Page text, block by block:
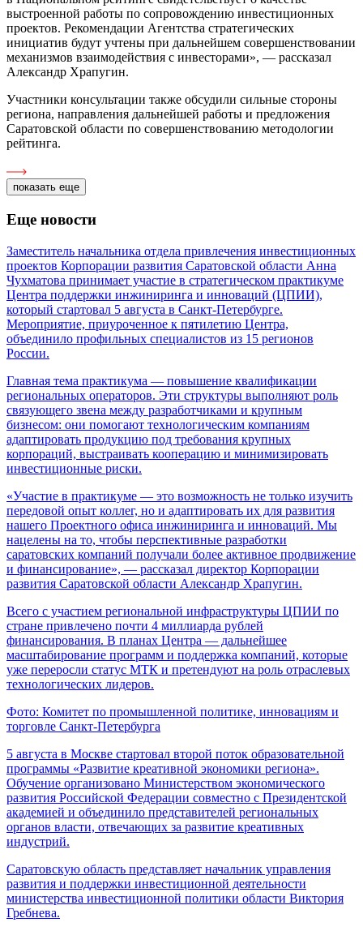
выстроенной работы по сопровождению инвестиционных
проектов. Рекомендации Агентства стратегических
инициатив будут учтены при дальнейшем совершенствовании
механизмов взаимодействия с инвесторами», — рассказал
Александр Храпугин.
Участники консультации также обсудили сильные стороны
региона, направления дальнейшей работы и предложения
Саратовской области по совершенствованию методологии
рейтинга.
показать еще
Еще новости
Заместитель начальника отдела привлечения инвестиционных
проектов Корпорации развития Саратовской области Анна
Чухматова принимает участие в стратегическом практикуме
Центра поддержки инжиниринга и инноваций (ЦПИИ),
который стартовал 5 августа в Санкт-Петербурге.
Мероприятие, приуроченное к пятилетию Центра,
объединило профильных специалистов из 15 регионов
России.
Главная тема практикума — повышение квалификации
региональных операторов. Эти структуры выполняют роль
связующего звена между разработчиками и крупным
бизнесом: они помогают технологическим компаниям
адаптировать продукцию под требования крупных
корпораций, выстраивать кооперацию и минимизировать
инвестиционные риски.
«Участие в практикуме — это возможность не только изучить
передовой опыт коллег, но и адаптировать их для развития
нашего Проектного офиса инжиниринга и инноваций. Мы
нацелены на то, чтобы перспективные разработки
саратовских компаний получали более активное продвижение
и финансирование», — рассказал директор Корпорации
развития Саратовской области Александр Храпугин.
Всего с участием региональной инфраструктуры ЦПИИ по
стране привлечено почти 4 миллиарда рублей
финансирования. В планах Центра — дальнейшее
масштабирование программ и поддержка компаний, которые
уже переросли статус МТК и претендуют на роль отраслевых
технологических лидеров.
Фото: Комитет по промышленной политике, инновациям и
торговле Санкт-Петербурга
5 августа в Москве стартовал второй поток образовательной
программы «Развитие креативной экономики региона».
Обучение организовано Министерством экономического
развития Российской Федерации совместно с Президентской
академией и объединило представителей региональных
органов власти, отвечающих за развитие креативных
индустрий.
Саратовскую область представляет начальник управления
развития и поддержки инвестиционной деятельности
министерства инвестиционной политики области Виктория
Гребнева.